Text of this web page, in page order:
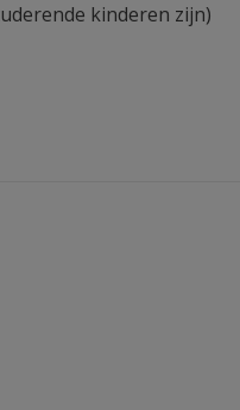
kinderen zijn)